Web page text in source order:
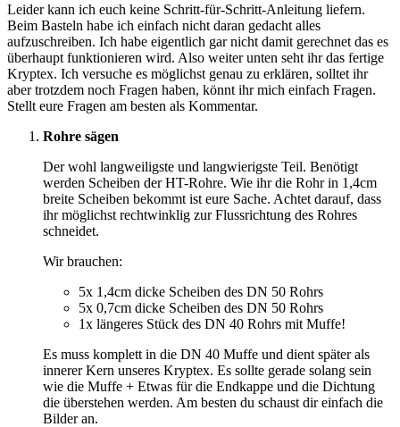
Leider kann ich euch keine Schritt-für-Schritt-Anleitung liefern.
Beim Basteln habe ich einfach nicht daran gedacht alles
aufzuschreiben. Ich habe eigentlich gar nicht damit gerechnet das es
überhaupt funktionieren wird. Also weiter unten seht ihr das fertige
Kryptex. Ich versuche es möglichst genau zu erklären, solltet ihr
aber trotzdem noch Fragen haben, könnt ihr mich einfach Fragen.
Stellt eure Fragen am besten als Kommentar.
Rohre sägen
Der wohl langweiligste und langwierigste Teil. Benötigt
werden Scheiben der HT-Rohre. Wie ihr die Rohr in 1,4cm
breite Scheiben bekommt ist eure Sache. Achtet darauf, dass
ihr möglichst rechtwinklig zur Flussrichtung des Rohres
schneidet.
Wir brauchen:
5x 1,4cm dicke Scheiben des DN 50 Rohrs
5x 0,7cm dicke Scheiben des DN 50 Rohrs
1x längeres Stück des DN 40 Rohrs mit Muffe!
Es muss komplett in die DN 40 Muffe und dient später als
innerer Kern unseres Kryptex. Es sollte gerade solang sein
wie die Muffe + Etwas für die Endkappe und die Dichtung
die überstehen werden. Am besten du schaust dir einfach die
Bilder an.